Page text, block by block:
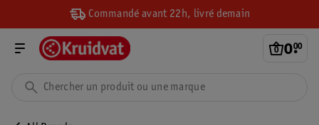
Commandé avant 22h, livré demain
0.
00